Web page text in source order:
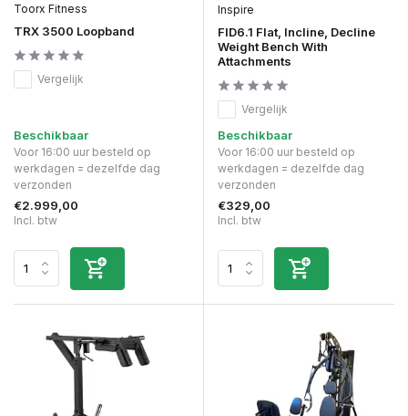
Toorx Fitness
TRX 3500 Loopband
Vergelijk
Beschikbaar
Voor 16:00 uur besteld op
werkdagen = dezelfde dag
verzonden
€2.999,00
Incl. btw
Inspire
FID6.1 Flat, Incline, Decline
Weight Bench With
Attachments
Vergelijk
Beschikbaar
Voor 16:00 uur besteld op
werkdagen = dezelfde dag
verzonden
€329,00
Incl. btw